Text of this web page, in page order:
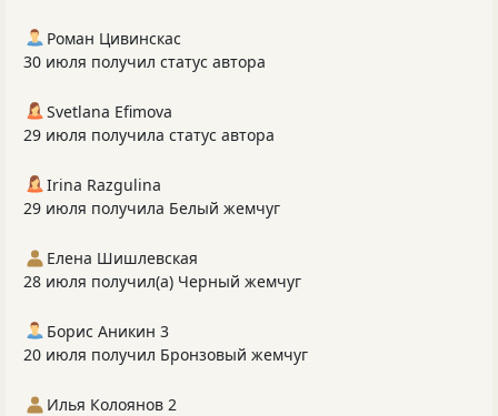
Роман Цивинскас
30 июля получил статус автора
Svetlana Efimova
29 июля получила статус автора
Irina Razgulina
29 июля получила Белый жемчуг
Елена Шишлевская
28 июля получил(а) Черный жемчуг
Борис Аникин 3
20 июля получил Бронзовый жемчуг
Илья Колоянов 2